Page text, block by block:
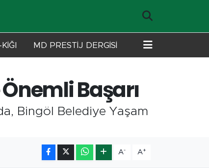
MD PRESTİJ DERGİSİ
Başarı
Bingöl Belediye Yaşam
A- A+